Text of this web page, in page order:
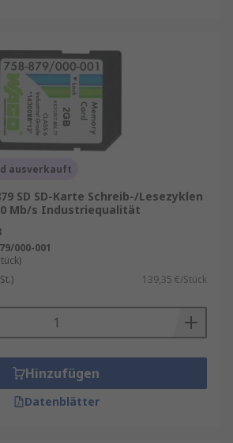
ausverkauft
SD SD-Karte Schreib-/Lesezyklen
Mb/s Industriequalität
000-001
139,35 €/Stück
Hinzufügen
Datenblätter